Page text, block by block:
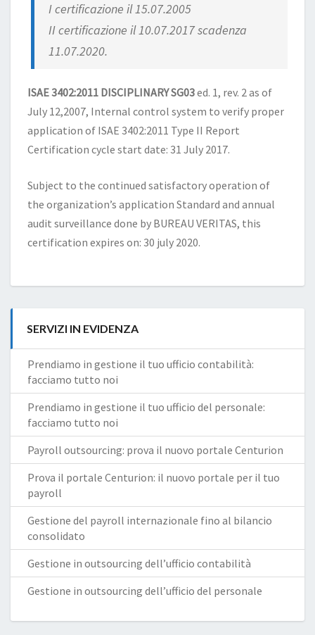
I certificazione il 15.07.2005
II certificazione il 10.07.2017 scadenza
11.07.2020.
ISAE 3402:2011 DISCIPLINARY SG03ed. 1, rev. 2 as of
July 12,2007, Internal control system to verify proper
application of ISAE 3402:2011 Type II Report
Certification cycle start date: 31 July 2017.
Subject to the continued satisfactory operation of
the organization’s application Standard and annual
audit surveillance done by BUREAU VERITAS, this
certification expires on: 30 july 2020.
SERVIZI IN EVIDENZA
Prendiamo in gestione il tuo ufficio contabilità:
facciamo tutto noi
Prendiamo in gestione il tuo ufficio del personale:
facciamo tutto noi
Payroll outsourcing: prova il nuovo portale Centurion
Prova il portale Centurion: il nuovo portale per il tuo
payroll
Gestione del payroll internazionale fino al bilancio
consolidato
Gestione in outsourcing dell’ufficio contabilità
Gestione in outsourcing dell’ufficio del personale